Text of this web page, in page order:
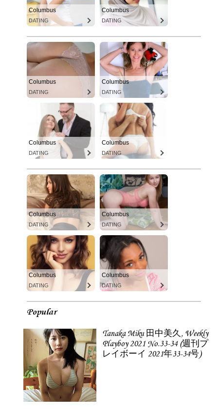
Columbus
DATING
Columbus
DATING
Columbus
DATING
Columbus
DATING
Columbus
DATING
Columbus
DATING
Columbus
DATING
Columbus
DATING
Columbus
DATING
Columbus
DATING
Popular
Tanaka Miku 田中美久, Weekly
Playboy 2021 No.33-34 (週刊プ
レイボーイ 2021年33-34号)